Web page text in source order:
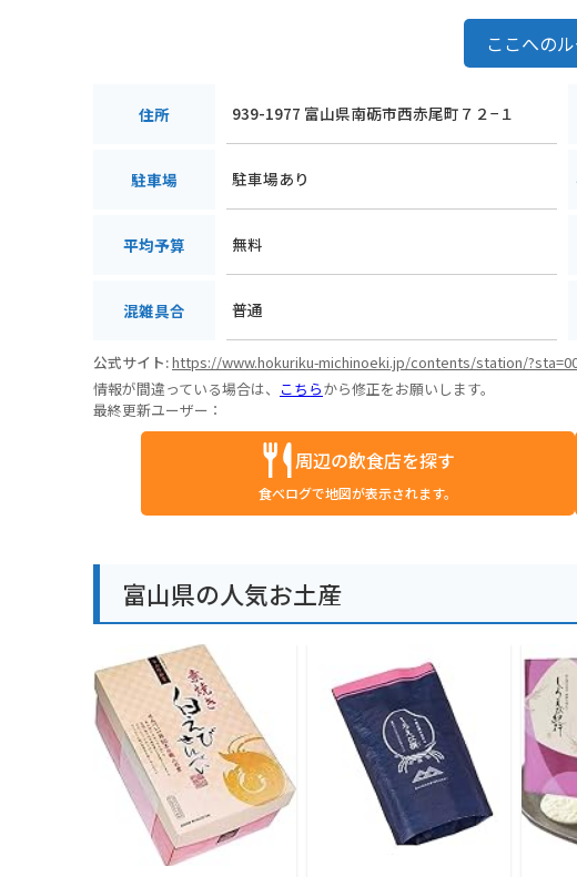
ここへの
住所 939-1977 富山県南砺市西赤尾町７２−１
駐車場 駐車場あり
平均予算 無料
混雑具合 普通
公式サイト:https://www.hokuriku-michinoeki.jp/contents/station/
情報が間違っている場合は、 こちらから修正をお願いします。
最終更新ユーザー：
周辺の飲食店を探す
食べログで地図が表示されます。
富山県の人気お土産